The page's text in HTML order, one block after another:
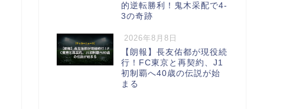
的逆転勝利！鬼木采配で4-
3の奇跡
2026年8月8日
【朗報】長友佑都が現役続
行！FC東京と再契約、J1
初制覇へ40歳の伝説が始
まる